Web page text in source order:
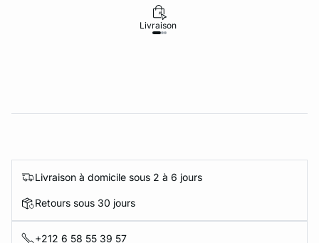
Livraison
Livraison à domicile sous 2 à 6 jours
Retours sous 30 jours
+212 6 58 55 39 57